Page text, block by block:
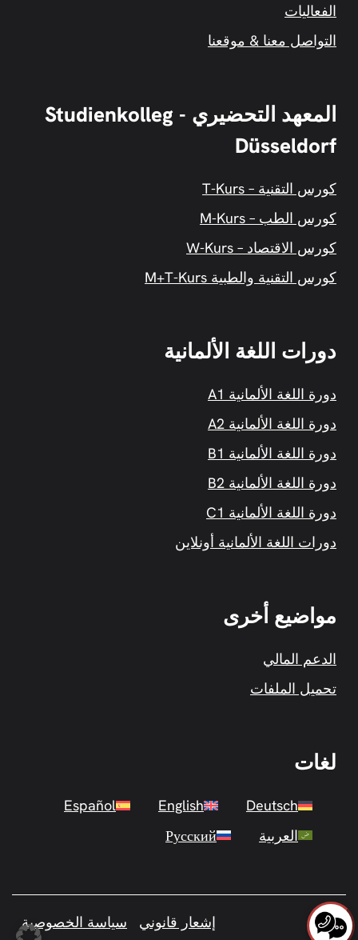
الفعاليات
التواصل معنا & موقعنا
المعهد التحضيري - Studienkolleg
Düsseldorf
كورس التقنية – T-Kurs
كورس الطب – M-Kurs
كورس الاقتصاد – W-Kurs
كورس التقنية والطبية M+T-Kurs
دورات اللغة الألمانية
دورة اللغة الألمانية A1
دورة اللغة الألمانية A2
دورة اللغة الألمانية B1
دورة اللغة الألمانية B2
دورة اللغة الألمانية C1
دورات اللغة الألمانية أونلاين
مواضيع أخرى
الدعم المالي
تحميل الملفات
لغات
Deutsch
English
Español
العربية
Русский
سياسة الخصوصية إشعار قانوني